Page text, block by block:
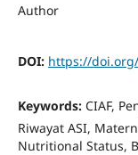
Author
DOI: https://
Keywords: CIAF,
Riwayat ASI,
Nutritional Status,